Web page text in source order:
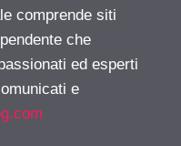
comprende siti
che
ed esperti
e